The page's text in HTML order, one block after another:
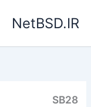
NetBSD.IR
SB28